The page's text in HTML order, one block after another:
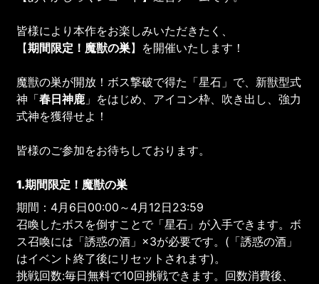
皆様により本作をお楽しみいただきたく、
【期間限定！魔獣の巣】を開催いたします！
魔獣の巣が開放！ボス撃破で得た「星石」で、新獣型式
神「春日神鹿 」をはじめ、アイコン枠、吹き出し、強力
式神を獲得せよ！
皆様のご参加をお待ちしております。
1.期間限定！魔獣の巣
期間：4月6日00:00～4月12日23:59
召喚したボスを倒すことで「星石」が入手できます。ボ
ス召喚には「誘惑の酒」×3が必要です。(「誘惑の酒」
はイベント終了後にリセットされます)。
挑戦回数:毎日無料で10回挑戦できます。回数消費後、